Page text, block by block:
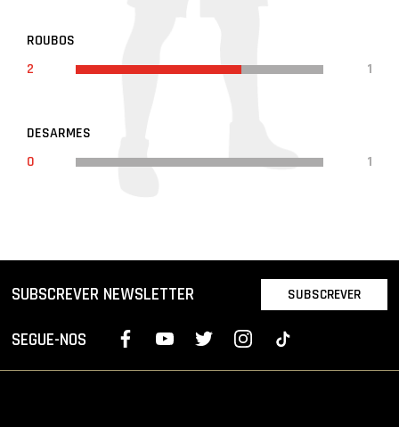
ROUBOS
2
1
DESARMES
0
1
SUBSCREVER NEWSLETTER SUBSCREVER
SEGUE-NOS